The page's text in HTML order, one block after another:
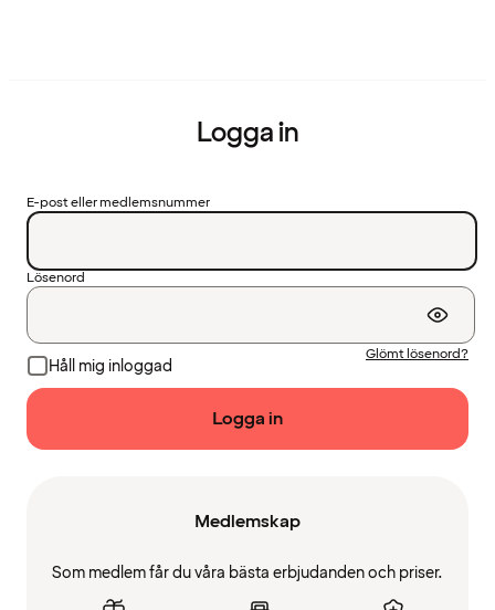
Logga in
E-post eller medlemsnummer
Lösenord
Håll mig inloggad
Glömt lösenord?
Logga in
Medlemskap
Som medlem får du våra bästa erbjudanden och priser.